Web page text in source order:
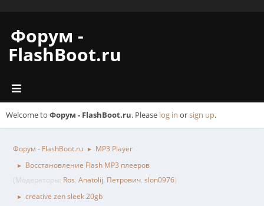
Форум -
FlashBoot.ru
Welcome to Форум - FlashBoot.ru. Please log in orsign up.
Форум - FlashBoot.ru ► MP3 Player
►
Восстановление Flash MP3 плееров
(Модераторы: Ros, Anatolij, Петрович, slon0976)
► creative zen sleek 20gb